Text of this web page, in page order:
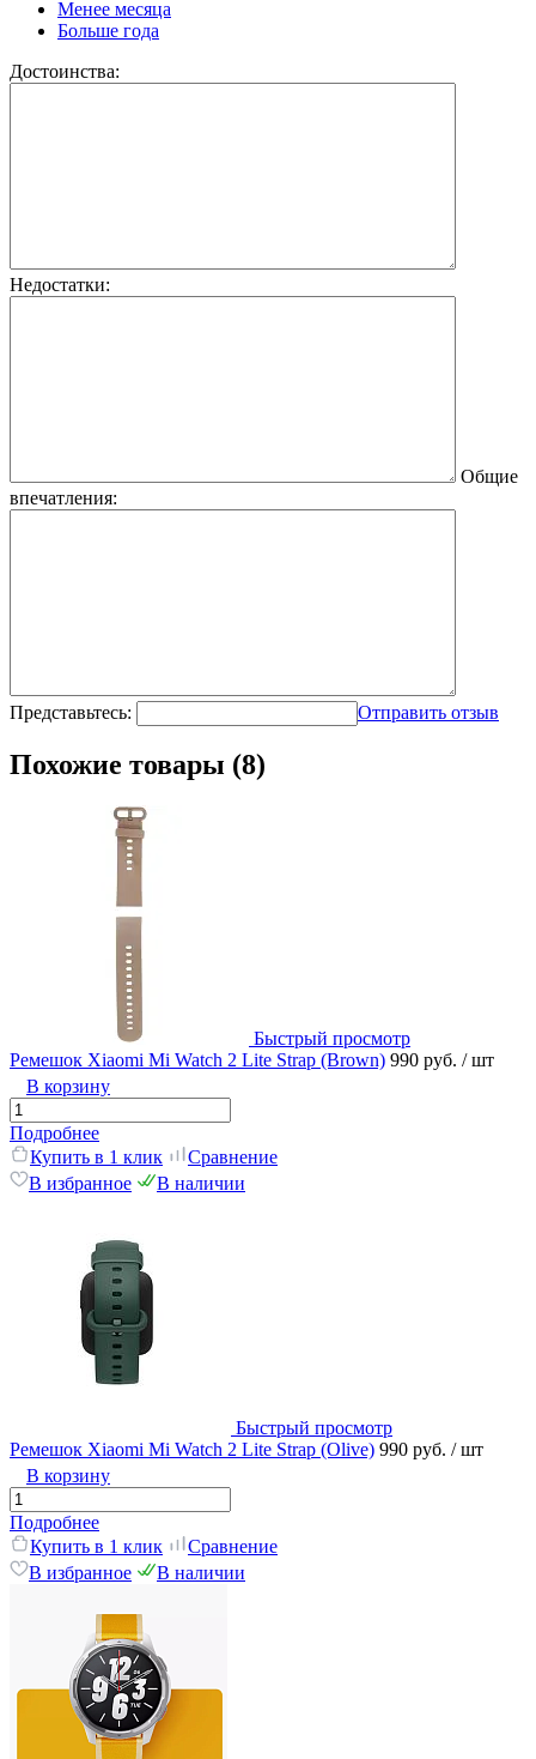
Менее месяца
Больше года
Достоинства:
Недостатки:
Общие
впечатления:
Представьтесь: Отправить отзыв
Похожие товары (8)
Быстрый просмотр
Ремешок Xiaomi Mi Watch 2 Lite Strap (Brown) 990 руб. / шт
В корзину
Подробнее
Купить в 1 клик
Сравнение
В избранное
В наличии
Быстрый просмотр
Ремешок Xiaomi Mi Watch 2 Lite Strap (Olive) 990 руб. / шт
В корзину
Подробнее
Купить в 1 клик
Сравнение
В избранное
В наличии